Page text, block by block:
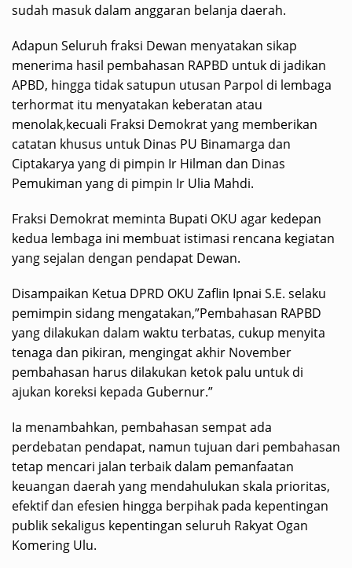
sudah masuk dalam anggaran belanja daerah.
Adapun Seluruh fraksi Dewan menyatakan sikap
menerima hasil pembahasan RAPBD untuk di jadikan
APBD, hingga tidak satupun utusan Parpol di lembaga
terhormat itu menyatakan keberatan atau
menolak,kecuali Fraksi Demokrat yang memberikan
catatan khusus untuk Dinas PU Binamarga dan
Ciptakarya yang di pimpin Ir Hilman dan Dinas
Pemukiman yang di pimpin Ir Ulia Mahdi.
Fraksi Demokrat meminta Bupati OKU agar kedepan
kedua lembaga ini membuat istimasi rencana kegiatan
yang sejalan dengan pendapat Dewan.
Disampaikan Ketua DPRD OKU Zaflin Ipnai S.E. selaku
pemimpin sidang mengatakan,”Pembahasan RAPBD
yang dilakukan dalam waktu terbatas, cukup menyita
tenaga dan pikiran, mengingat akhir November
pembahasan harus dilakukan ketok palu untuk di
ajukan koreksi kepada Gubernur.”
Ia menambahkan, pembahasan sempat ada
perdebatan pendapat, namun tujuan dari pembahasan
tetap mencari jalan terbaik dalam pemanfaatan
keuangan daerah yang mendahulukan skala prioritas,
efektif dan efesien hingga berpihak pada kepentingan
publik sekaligus kepentingan seluruh Rakyat Ogan
Komering Ulu.